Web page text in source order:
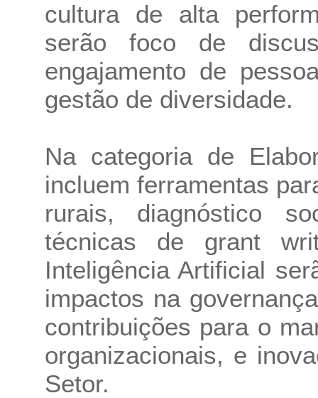
cultura de alta
serão foco de
engajamento de
gestão de diversidade.
Na categoria de
incluem ferramentas
rurais, diagnóstico
técnicas de grant
Inteligência Artificial
impactos na
contribuições para o
organizacionais, e
Setor.